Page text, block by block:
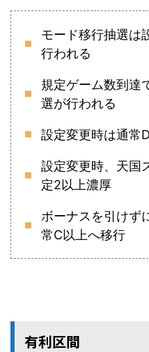
モード移行抽選は
行われる
規定ゲーム数到達
選が行われる
設定変更時は通常
設定変更時、天国
定2以上濃厚
ボーナスを引けず
常C以上へ移行
有利区間